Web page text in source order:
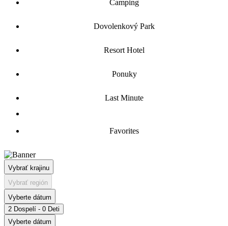
Camping
Dovolenkový Park
Resort Hotel
Ponuky
Last Minute
Favorites
Vybrať krajinu
Vybrať región
Vyberte dátum
2 Dospelí - 0 Deti
Vyberte dátum